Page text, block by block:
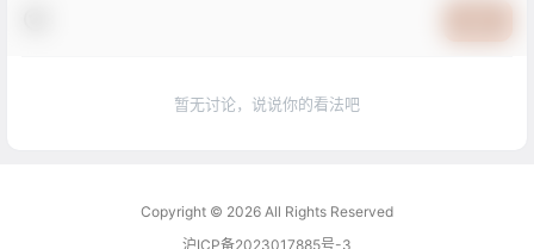
暂无讨论，说说你的看法吧
Copyright © 2026 All Rights Reserved
沪ICP备2023017885号-3